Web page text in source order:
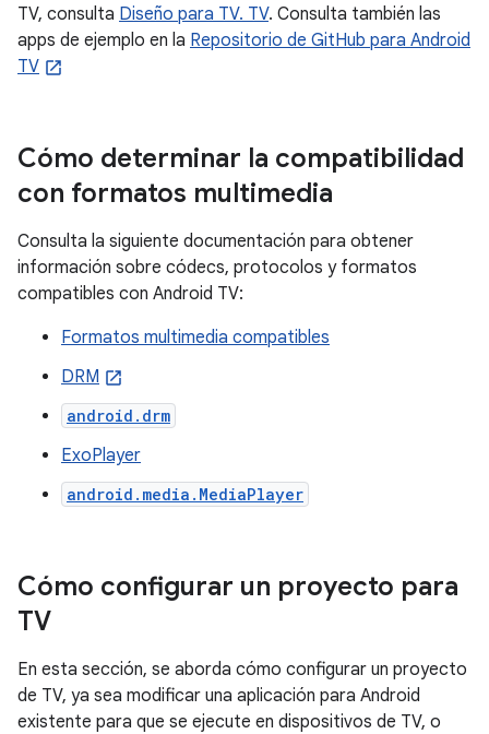
TV, consulta Diseño para TV. TV. Consulta también las
apps de ejemplo en la Repositorio de GitHub para Android
TV
Cómo determinar la compatibilidad
con formatos multimedia
Consulta la siguiente documentación para obtener
información sobre códecs, protocolos y formatos
compatibles con Android TV:
Formatos multimedia compatibles
DRM
android.drm
ExoPlayer
android.media.MediaPlayer
Cómo configurar un proyecto para
TV
En esta sección, se aborda cómo configurar un proyecto
de TV, ya sea modificar una aplicación para Android
existente para que se ejecute en dispositivos de TV, o